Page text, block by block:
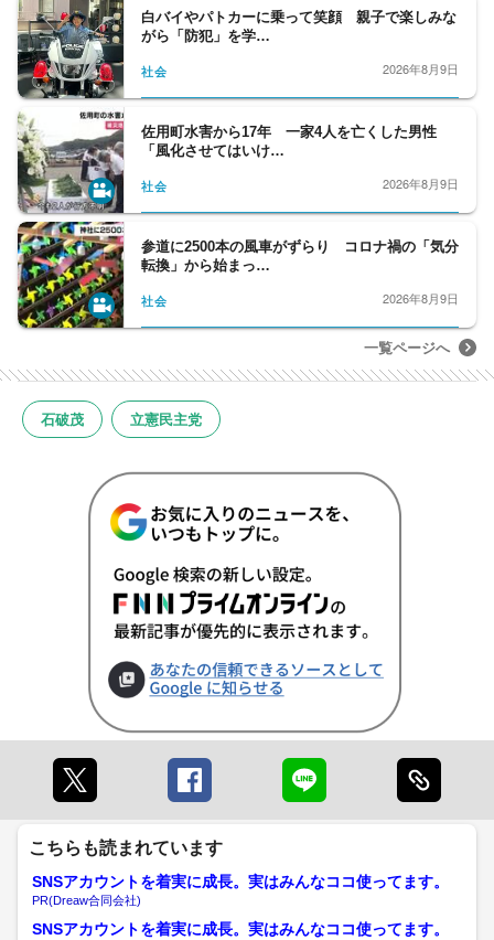
白バイやパトカーに乗って笑顔 親子で楽しみな
がら「防犯」を学…
社会 2026年8月9日
佐用町水害から17年 一家4人を亡くした男性
「風化させてはいけ…
社会 2026年8月9日
参道に2500本の風車がずらり コロナ禍の「気分
転換」から始まっ…
社会 2026年8月9日
一覧ページへ
石破茂 立憲民主党
こちらも読まれています
SNSアカウントを着実に成長。実はみんなココ使ってます。
PR(Dreaw合同会社)
SNSアカウントを着実に成長。実はみんなココ使ってます。